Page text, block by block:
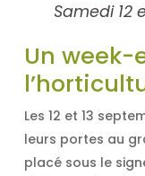
Samedi 12
Un
Les 12 et 13
leurs portes au
placé sous le